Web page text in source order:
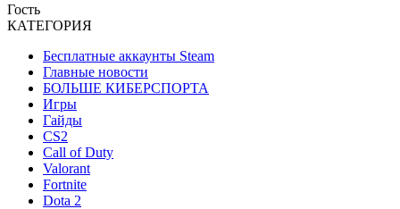
Гость
КАТЕГОРИЯ
Бесплатные аккаунты Steam
Главные новости
БОЛЬШЕ КИБЕРСПОРТА
Игры
Гайды
CS2
Call of Duty
Valorant
Fortnite
Dota 2